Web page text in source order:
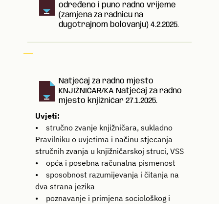
određeno i puno radno vrijeme
(zamjena za radnicu na
dugotrajnom bolovanju) 4.2.2025.
Natječaj za radno mjesto
KNJIŽNIČAR/KA Natječaj za radno
mjesto knjižničar 27.1.2025.
Uvjeti:
• stručno zvanje knjižničara, sukladno
Pravilniku o uvjetima i načinu stjecanja
stručnih zvanja u knjižničarskoj struci, VSS
• opća i posebna računalna pismenost
• sposobnost razumijevanja i čitanja na
dva strana jezika
• poznavanje i primjena sociološkog i